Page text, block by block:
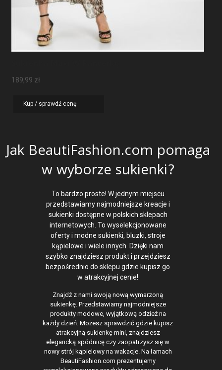
189,99 zł
Kup / sprawdź cenę
Jak BeautiFashion.com pomaga
w wyborze sukienki?
To bardzo proste! W jednym miejscu
przedstawiamy najmodniejsze kreacje i
sukienki dostępne w polskich sklepach
internetowych. To wyselekcjonowane
oferty i modne sukienki, bluzki, stroje
kąpielowe i wiele innych. Dzięki nam
szybko znajdziesz produkt i przejdziesz
bezpośrednio do sklepu gdzie kupisz go
w atrakcyjnej cenie!
Znajdź z nami swoją nową wymarzoną
sukienkę. Przedstawiamy najmodniejsze
produkty modowe, wyjątkową odzież na
każdy dzień. Możesz sprawdzić gdzie kupisz
atrakcyjną sukienkę mini, znajdziesz
elegancką spódnicę czy zaopatrzysz się w
nowy strój kąpielowy na wakacje. Na łamach
BeautiFashion.com prezentujemy